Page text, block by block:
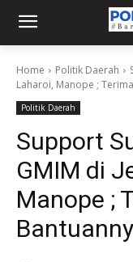
Home Politik Daerah
Laharoi, Manope ;
Politik Daerah
Support
GMIM di
Manope ;